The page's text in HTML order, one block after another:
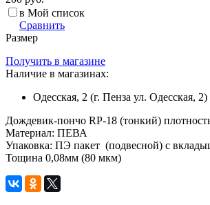
в Мой список
Сравнить
Размер
Получить в магазине
Наличие в магазинах:
Одесская, 2 (г. Пенза ул. Одесская, 2)
Дождевик-пончо RP-18 (тонкий)
Материал: ПЕВА
Упаковка: ПЭ пакет (подвесной) с
Тощина 0,08мм (80 мкм)